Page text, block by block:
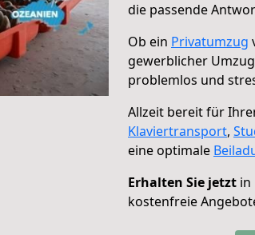
die passende
Ob ein Privatumzug
gewerblicher
problemlos und
Allzeit bereit für
Klaviertransport,
eine optimale
Erhalten Sie jetzt in
kostenfreie